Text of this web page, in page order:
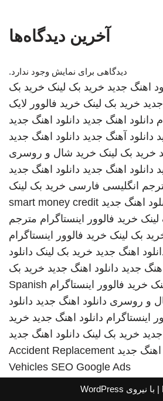
آخرین دیدگاه‌ها
دیدگاهی برای نمایش وجود ندارد.
اهنگ جدید خرید بک لینک خرید بک
خرید بک لینک خرید فالوور لایک
دانلود اهنگ جدید دانلود اهنگ جدید
دانلود آهنگ جدید دانلود اهنگ جدید
خرید بک لینک خرید شال و روسری
دانلود اهنگ جدید دانلود اهنگ جدید
انگلیسی فارسی خرید بک لینک
اهنگ جدید smart money credit
خرید فالوور اینستاگرام مترجم
بک لینک خرید فالوور اینستاگرام
اهنگ جدید خرید بک لینک دانلود
جدید دانلود اهنگ جدید خرید بک
خرید فالوور اینستاگرام Spanish
و روسری دانلود اهنگ جدید دانلود
اینستاگرام دانلود اهنگ جدید خرید
خرید بک لینک دانلود اهنگ جدید
اهنگ جدید Accident Replacement
Vehicles SEO Google Ads
| با نیروی WordPress